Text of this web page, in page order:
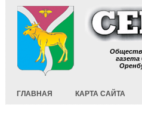
газета
ГЛАВНАЯ КАРТА САЙТА